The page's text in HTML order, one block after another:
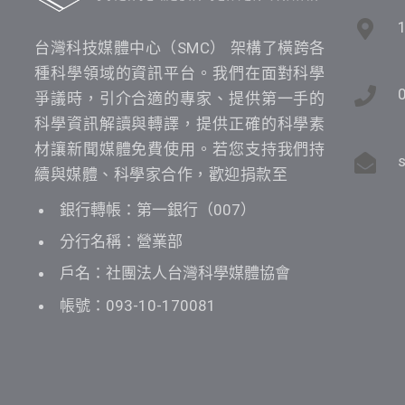
台灣科技媒體中心（SMC） 架構了橫跨各
種科學領域的資訊平台。我們在面對科學
爭議時，引介合適的專家、提供第一手的
科學資訊解讀與轉譯，提供正確的科學素
材讓新聞媒體免費使用。若您支持我們持
續與媒體、科學家合作，歡迎捐款至
銀行轉帳：第一銀行（007）
分行名稱：營業部
戶名：社團法人台灣科學媒體協會
帳號：093-10-170081